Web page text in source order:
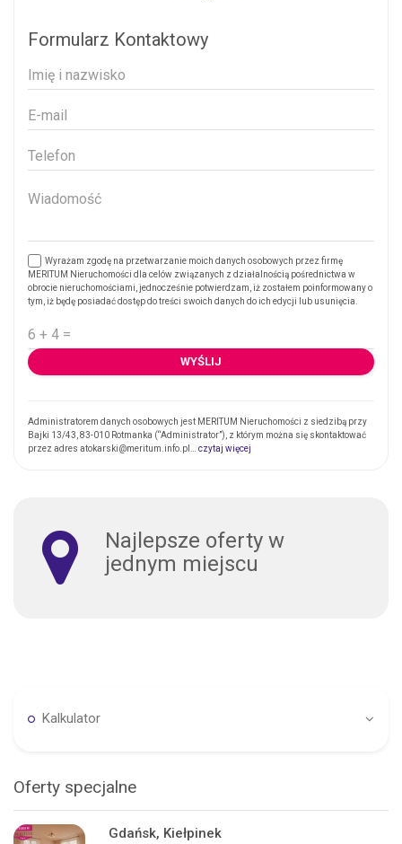
Formularz Kontaktowy
Wyrażam zgodę na przetwarzanie moich danych osobowych przez firmę
MERITUM Nieruchomości dla celów związanych z działalnością pośrednictwa w
obrocie nieruchomościami, jednocześnie potwierdzam, iż zostałem poinformowany o
tym, iż będę posiadać dostęp do treści swoich danych do ich edycji lub usunięcia.
Administratorem danych osobowych jest MERITUM Nieruchomości z siedzibą przy
Bajki 13/43, 83-010 Rotmanka (“Administrator”), z którym można się skontaktować
przez adres atokarski@meritum.info.pl… czytaj więcej
Najlepsze oferty w
jednym miejscu
Kalkulator
Oferty specjalne
Gdańsk, Kiełpinek